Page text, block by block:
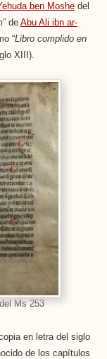
ben Moshedel
” de Abu Ali ibn ar-
“Libro complido en
XIII).
Ms 253
en letra del siglo
de los capítulos